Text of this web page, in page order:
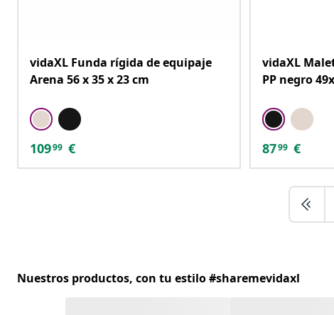
vidaXL Funda rígida de equipaje
Arena 56 x 35 x 23 cm
10999 €
vidaXL
PP negro
8799 €
Nuestros productos, con tu estilo #sharemevidaxl